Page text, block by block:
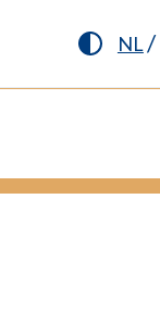
NL/